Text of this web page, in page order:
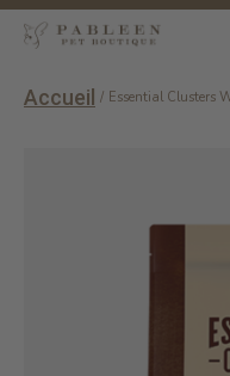
Accueil / Essential Clusters